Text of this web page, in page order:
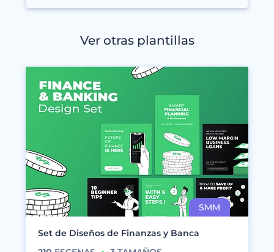
Ver otras plantillas
Set de Diseños de Finanzas y Banca